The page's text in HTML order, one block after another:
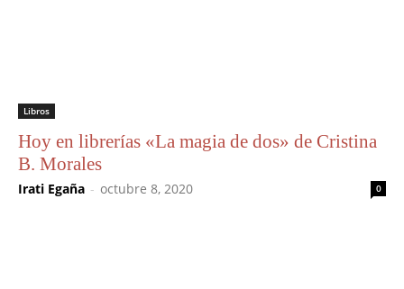
Libros
Hoy en librerías «La magia de dos» de Cristina
B. Morales
Irati Egaña - octubre 8, 2020 0